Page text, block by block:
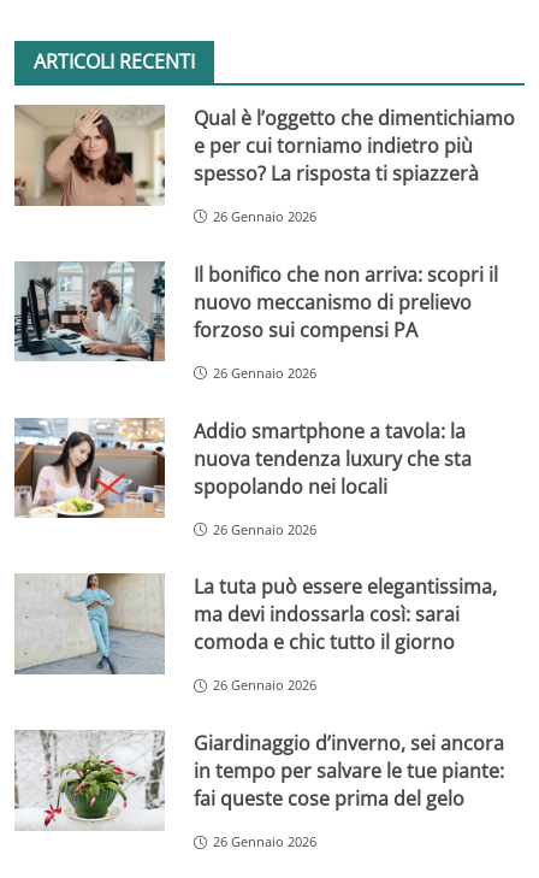
ARTICOLI RECENTI
Qual è l’oggetto che dimentichiamo
e per cui torniamo indietro più
spesso? La risposta ti spiazzerà
26 Gennaio 2026
Il bonifico che non arriva: scopri il
nuovo meccanismo di prelievo
forzoso sui compensi PA
26 Gennaio 2026
Addio smartphone a tavola: la
nuova tendenza luxury che sta
spopolando nei locali
26 Gennaio 2026
La tuta può essere elegantissima,
ma devi indossarla così: sarai
comoda e chic tutto il giorno
26 Gennaio 2026
Giardinaggio d’inverno, sei ancora
in tempo per salvare le tue piante:
fai queste cose prima del gelo
26 Gennaio 2026